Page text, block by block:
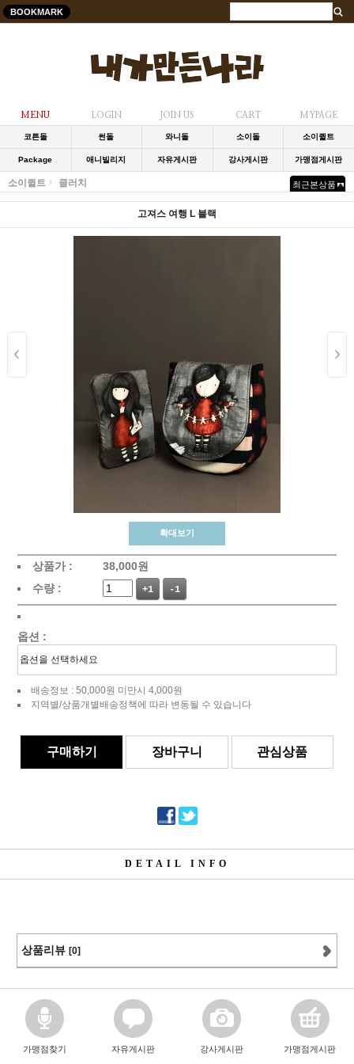
BOOKMARK
MENU LOGIN JOIN US CART MYPAGE
코튼돌 썬돌 와니돌 소이돌 소이퀼트
Package 애니빌리지 자유게시판 강사게시판 가맹점게시판
소이퀼트 클러치 최근본상품
고져스 여행 L 블랙
확대보기
상품가 : 38,000원
수량 :
+1 -1
옵션 :
배송정보 : 50,000원 미만시 4,000원
지역별/상품개별배송정책에 따라 변동될 수 있습니다
구매하기 장바구니 관심상품
DETAIL INFO
상품리뷰 [0]
가맹점찾기 자유게시판 강사게시판 가맹점게시판